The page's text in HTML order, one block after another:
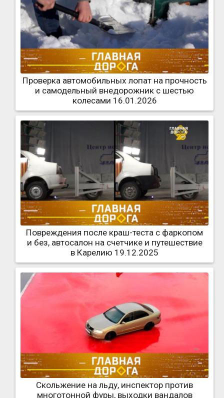
Проверка автомобильных лопат на прочность
и самодельный внедорожник с шестью
колесами 16.01.2026
Повреждения после краш-теста с фаркопом
и без, автосалон на счетчике и путешествие
в Карелию 19.12.2025
Скольжение на льду, инспектор против
многотонной фуры, выходки вандалов